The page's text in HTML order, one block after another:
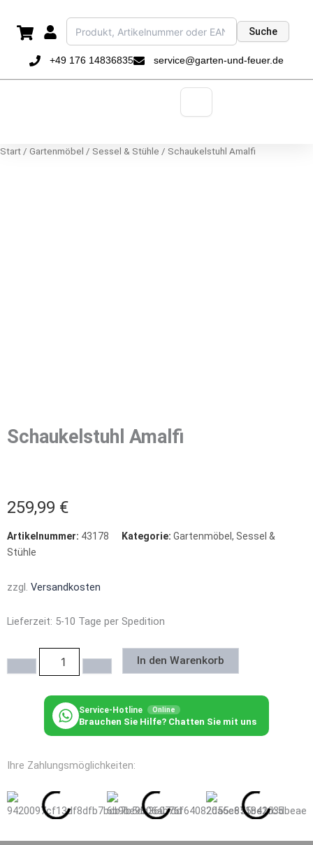
Inhalt
springen
+49 176 14836835 service@garten-und-feuer.de
Suche
Start / Gartenmöbel / Sessel & Stühle / Schaukelstuhl Amalfi
Schaukelstuhl Amalfi
259,99 €
Artikelnummer: 43178 Kategorie: Gartenmöbel , Sessel &
Stühle
zzgl. Versandkosten
Lieferzeit: 5-10 Tage per Spedition
Amalfi
In den Warenkorb
Service-Hotline Online
Brauchen Sie Hilfe? Chatten Sie mit uns
Ihre Zahlungsmöglichkeiten: